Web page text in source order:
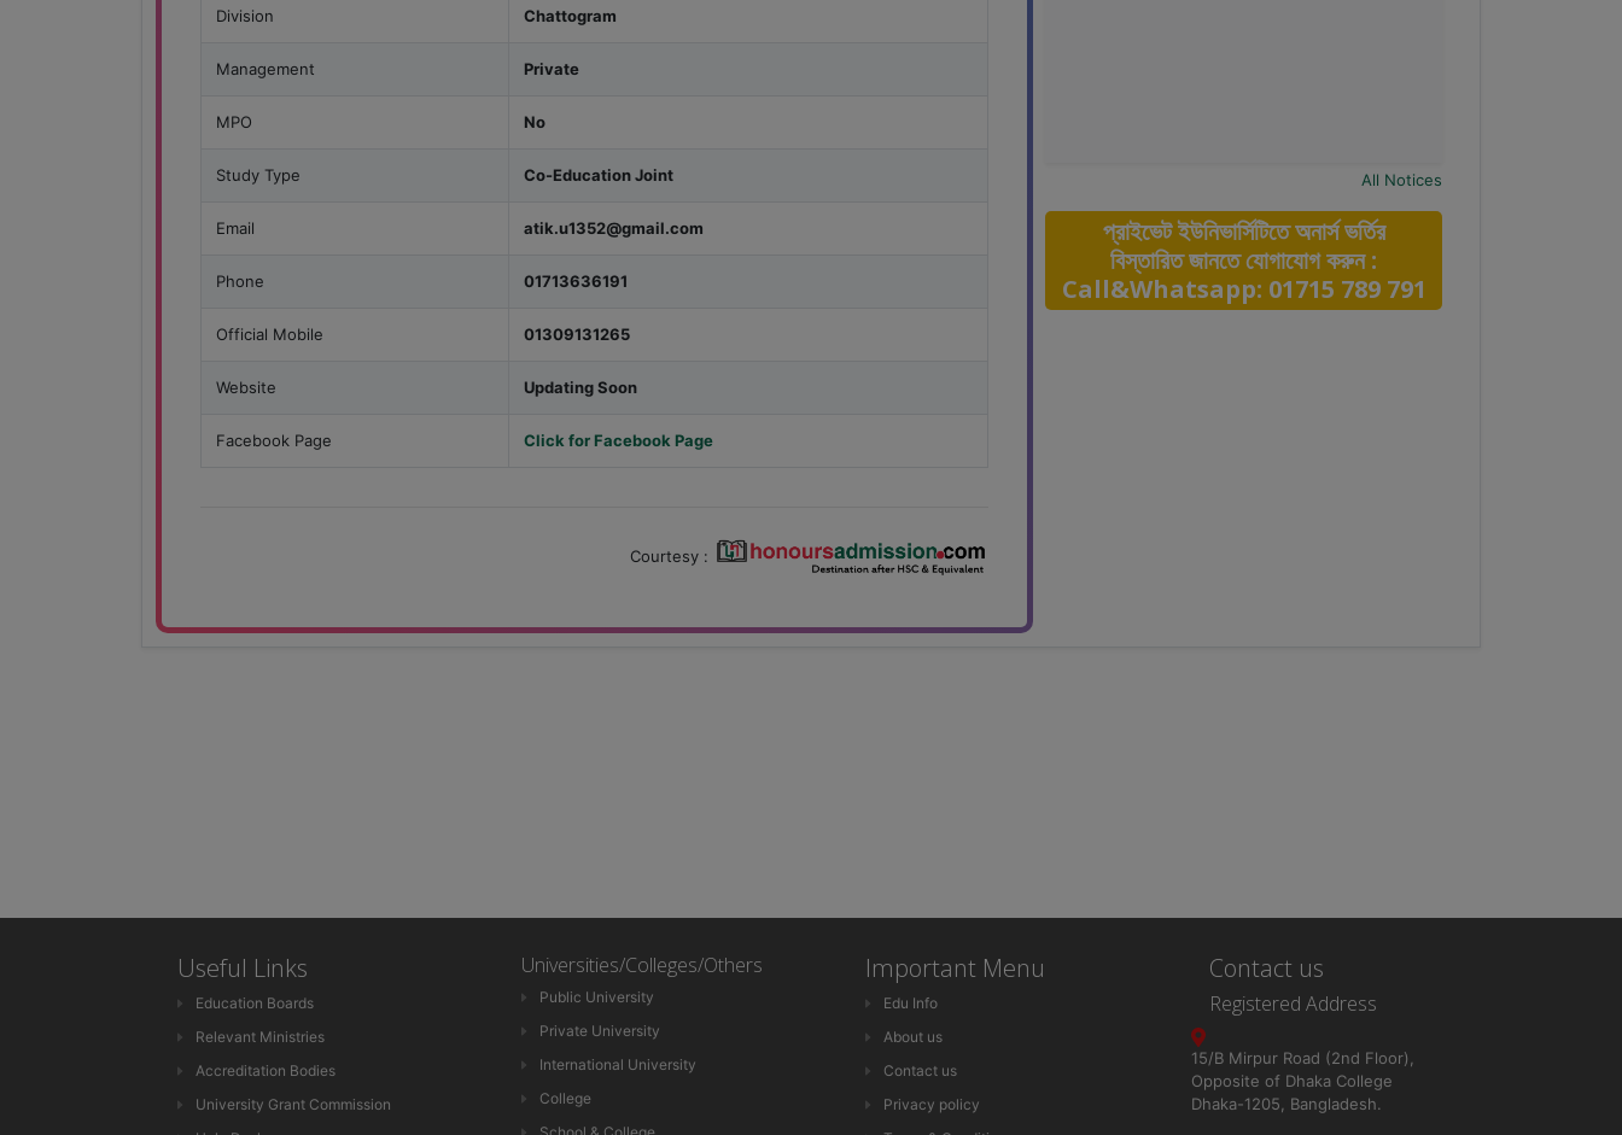
Division Chattogram
Management Private
MPO No
Study Type Co-Education Joint
Email atik.u1352@gmail.com
Phone 01713636191
Official Mobile 01309131265
Website Updating Soon
Facebook Page Click for Facebook Page
Courtesy :
All Notices
প্রাইভেট ইউনিভার্সিটিতে অনার্স ভর্তির
বিস্তারিত জানতে যোগাযোগ করুন :
Call&Whatsapp: 01715 789 791
Useful Links
Education Boards
Relevant Ministries
Accreditation Bodies
University Grant Commission
Universities/Colleges/Others
Public University
Private University
International University
College
Important Menu
Edu Info
About us
Contact us
Privacy policy
Contact us
Registered Address
15/B Mirpur Road (2nd Floor),
Opposite of Dhaka College
Dhaka-1205, Bangladesh.